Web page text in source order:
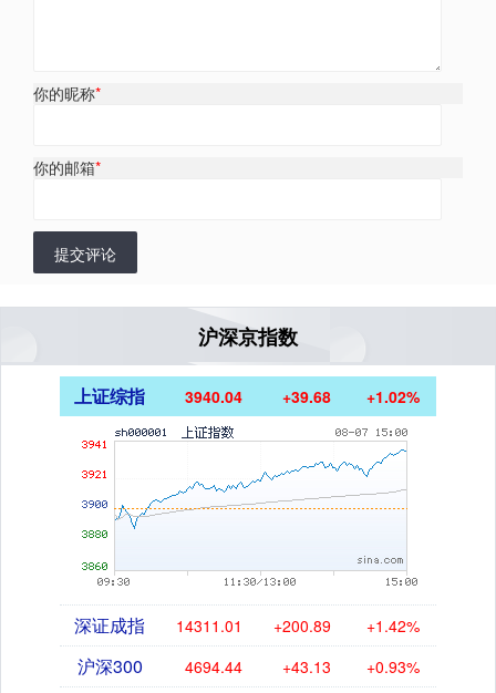
你的昵称*
你的邮箱*
提交评论
沪深京指数
上证综指 3940.04 +39.68 +1.02%
深证成指 14311.01 +200.89 +1.42%
沪深300 4694.44 +43.13 +0.93%